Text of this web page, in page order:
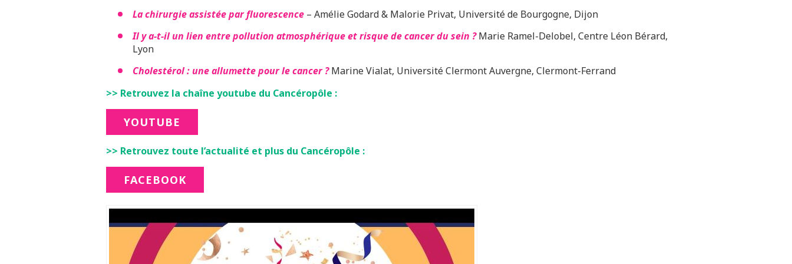
La chirurgie assistée par fluorescence – Amélie Godard & Malorie Privat, Université de Bourgogne, Dijon
Il y a-t-il un lien entre pollution atmosphérique et risque de cancer du sein ?Marie Ramel-Delobel, Centre Léon Bérard,
Lyon
Cholestérol : une allumette pour le cancer ?Marine Vialat, Université Clermont Auvergne, Clermont-Ferrand
>> Retrouvez la chaîne youtube du Cancéropôle :
YOUTUBE
>> Retrouvez toute l’actualité et plus du Cancéropôle :
FACEBOOK